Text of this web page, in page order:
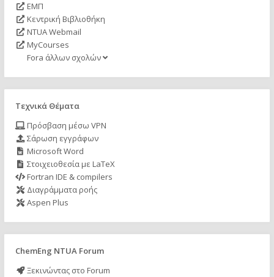
ΕΜΠ
Κεντρική Βιβλιοθήκη
NTUA Webmail
MyCourses
Fora άλλων σχολών
Τεχνικά Θέματα
Πρόσβαση μέσω VPN
Σάρωση εγγράφων
Microsoft Word
Στοιχειοθεσία με LaTeX
Fortran IDE & compilers
Διαγράμματα ροής
Aspen Plus
ChemEng NTUA Forum
Ξεκινώντας στο Forum